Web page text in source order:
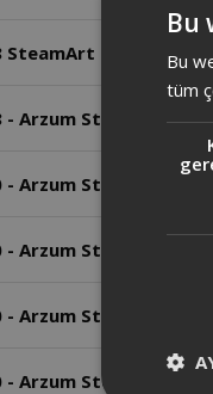
SteamArt Plus Buhar
AR6048 - Arzum
- Arzum Steamlıne
- Arzum Steamlıne
- Arzum Steamlıne
- Arzum Steamlıne
Bu
Bu
tüm